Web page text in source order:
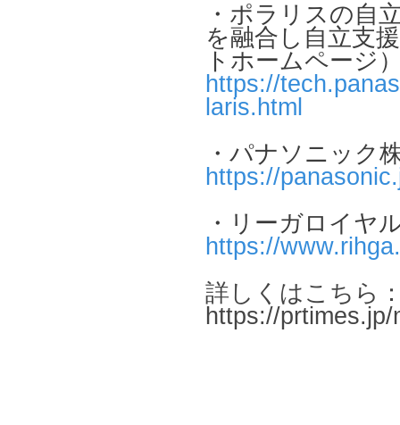
・ポラリスの自
を融合し自立支
トホームページ
https://
laris.html
・パナソニック
https://
・リーガロイヤ
https://
詳しくはこちら
https://